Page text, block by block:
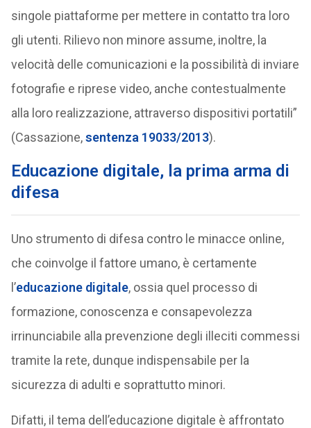
singole piattaforme per mettere in contatto tra loro
gli utenti. Rilievo non minore assume, inoltre, la
velocità delle comunicazioni e la possibilità di inviare
fotografie e riprese video, anche contestualmente
alla loro realizzazione, attraverso dispositivi portatili”
(Cassazione,sentenza 19033/2013).
Educazione digitale, la prima arma di
difesa
Uno strumento di difesa contro le minacce online,
che coinvolge il fattore umano, è certamente
l’educazione digitale, ossia quel processo di
formazione, conoscenza e consapevolezza
irrinunciabile alla prevenzione degli illeciti commessi
tramite la rete, dunque indispensabile per la
sicurezza di adulti e soprattutto minori.
Difatti, il tema dell’educazione digitale è affrontato